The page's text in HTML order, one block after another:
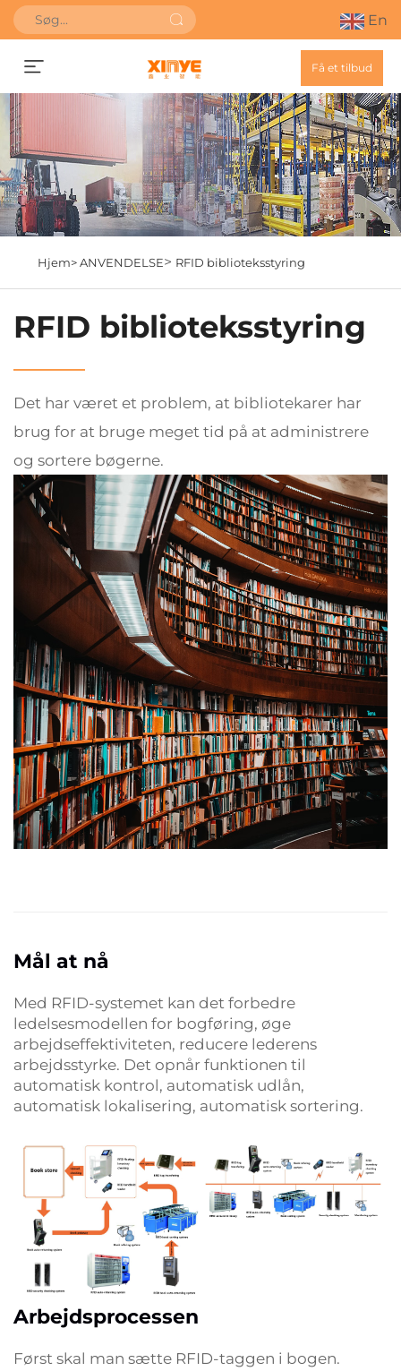
En
Få et tilbud
Hjem>ANVENDELSE> RFID biblioteksstyring
RFID biblioteksstyring
Det har været et problem, at bibliotekarer har
brug for at bruge meget tid på at administrere
og sortere bøgerne.
Mål at nå
Med RFID-systemet kan det forbedre
ledelsesmodellen for bogføring, øge
arbejdseffektiviteten, reducere lederens
arbejdsstyrke. Det opnår funktionen til
automatisk kontrol, automatisk udlån,
automatisk lokalisering, automatisk sortering.
Arbejdsprocessen
Først skal man sætte RFID-taggen i bogen.